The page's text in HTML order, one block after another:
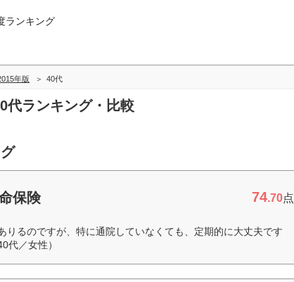
ランキング
年版 40代
代ランキング・比較
保険 74.70点
りるのですが、特に通院していなくても、定期的に大丈夫です
代／女性）